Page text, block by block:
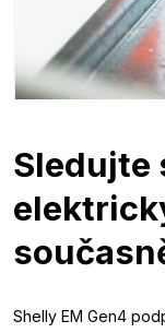
Sledujte
Shelly EM Gen4